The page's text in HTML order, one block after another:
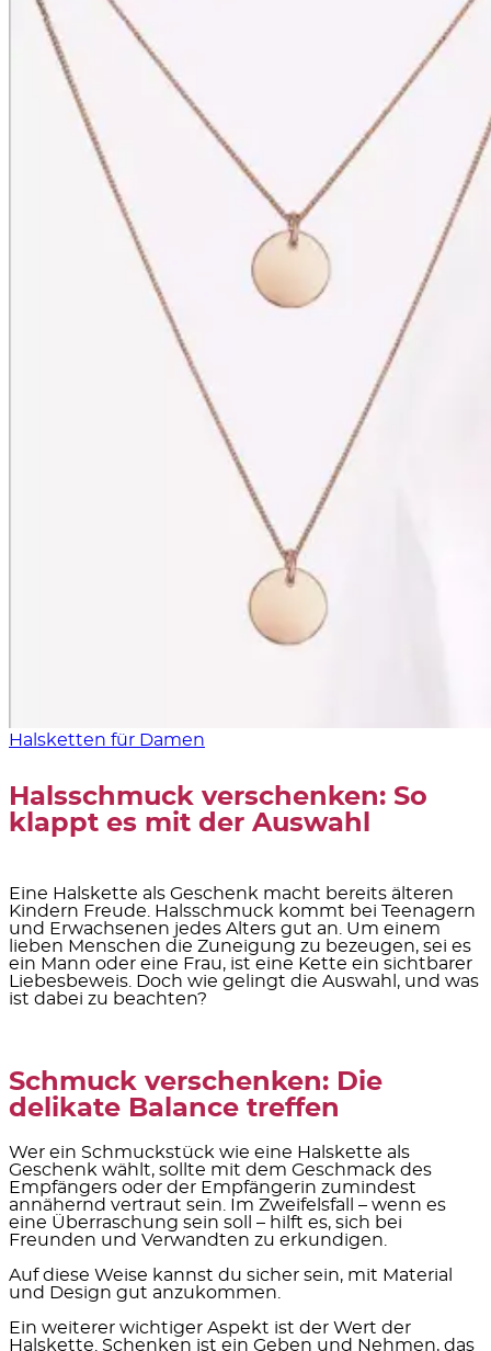
Halsketten für Damen
Halsschmuck verschenken: So
klappt es mit der Auswahl
Eine Halskette als Geschenk macht bereits älteren
Kindern Freude. Halsschmuck kommt bei Teenagern
und Erwachsenen jedes Alters gut an. Um einem
lieben Menschen die Zuneigung zu bezeugen, sei es
ein Mann oder eine Frau, ist eine Kette ein sichtbarer
Liebesbeweis. Doch wie gelingt die Auswahl, und was
ist dabei zu beachten?
Schmuck verschenken: Die
delikate Balance treffen
Wer ein Schmuckstück wie eine Halskette als
Geschenk wählt, sollte mit dem Geschmack des
Empfängers oder der Empfängerin zumindest
annähernd vertraut sein. Im Zweifelsfall – wenn es
eine Überraschung sein soll – hilft es, sich bei
Freunden und Verwandten zu erkundigen.
Auf diese Weise kannst du sicher sein, mit Material
und Design gut anzukommen.
Ein weiterer wichtiger Aspekt ist der Wert der
Halskette. Schenken ist ein Geben und Nehmen, das